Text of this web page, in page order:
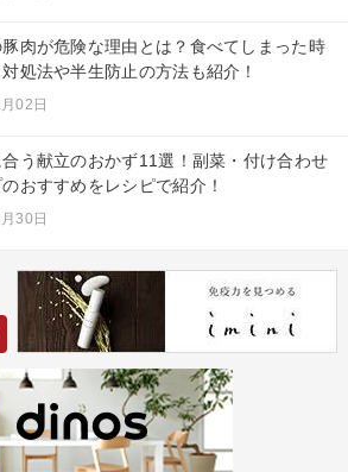
肉が危険な理由とは？食べてしまった時
処法や半生防止の方法も紹介！
02日
う献立のおかず11選！副菜・付け合わせ
おすすめをレシピで紹介！
30日